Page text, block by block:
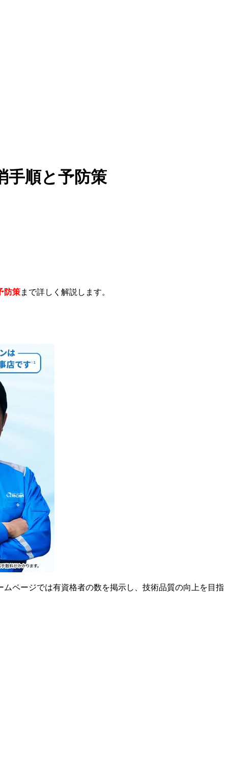
手順と予防策
防策まで詳しく解説します。
ページでは有資格者の数を掲示し、技術品質の向上を目指